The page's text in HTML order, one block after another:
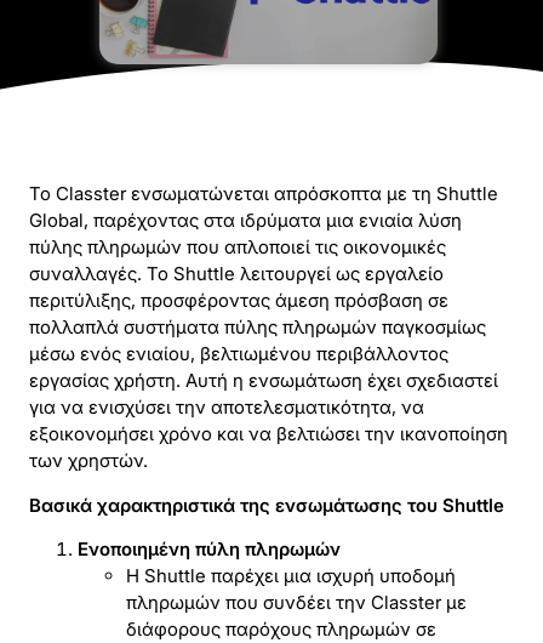
Το Classter ενσωματώνεται απρόσκοπτα με τη Shuttle
Global, παρέχοντας στα ιδρύματα μια ενιαία λύση
πύλης πληρωμών που απλοποιεί τις οικονομικές
συναλλαγές. Το Shuttle λειτουργεί ως εργαλείο
περιτύλιξης, προσφέροντας άμεση πρόσβαση σε
πολλαπλά συστήματα πύλης πληρωμών παγκοσμίως
μέσω ενός ενιαίου, βελτιωμένου περιβάλλοντος
εργασίας χρήστη. Αυτή η ενσωμάτωση έχει σχεδιαστεί
για να ενισχύσει την αποτελεσματικότητα, να
εξοικονομήσει χρόνο και να βελτιώσει την ικανοποίηση
των χρηστών.
Βασικά χαρακτηριστικά της ενσωμάτωσης του Shuttle
Ενοποιημένη πύλη πληρωμών
Η Shuttle παρέχει μια ισχυρή υποδομή
πληρωμών που συνδέει την Classter με
διάφορους παρόχους πληρωμών σε